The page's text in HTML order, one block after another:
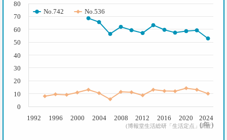
2021.03.01
40代おじさん必読！
J.Y. パーク氏に学ぶ 「褒めワード」
前沢 裕文
2021.02.25
オンラインで「我が家の食卓」が変わる
–日経クロストレンド 連載④–
( 年 )
(博報堂生活総研「生活定点」調査)
No.742 No.536
1992 1996 2000 2004 2008 2012 2016 2020 2024
60
70
0
10
20
30
40
50
80